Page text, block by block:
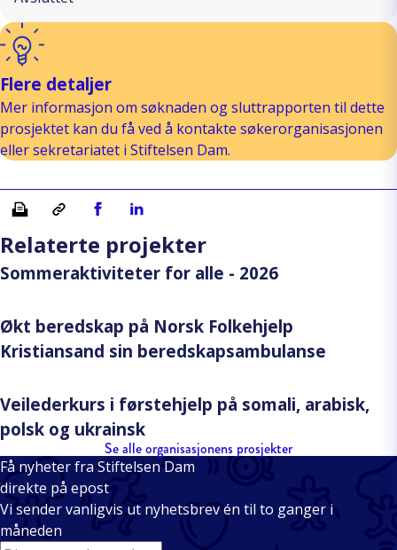
Flere detaljer
Mer informasjon om søknaden og sluttrapporten til dette
prosjektet kan du få ved å kontakte søkerorganisasjonen
eller sekretariatet i Stiftelsen Dam.
Skriv ut Kopiera länkDel på Facebook
Del på Linkedin
Relaterte projekter
Sommeraktiviteter for alle - 2026
Økt beredskap på Norsk Folkehjelp
Kristiansand sin beredskapsambulanse
Veilederkurs i førstehjelp på somali, arabisk,
polsk og ukrainsk
Se alle organisasjonens prosjekter
Få nyheter fra Stiftelsen Dam
direkte på epost
Vi sender vanligvis ut nyhetsbrev én til to ganger i
måneden